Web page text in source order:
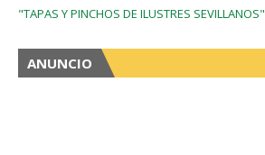
"TAPAS Y PINCHOS DE ILUSTRES SEVILLANOS"
ANUNCIO